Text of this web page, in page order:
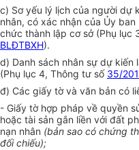
c) Sơ yếu lý lịch của người dự
nhân, có xác nhận của Ủy ban
chức thành lập cơ sở (Phụ lục
BLĐTBXH).
d) Danh sách nhân sự dự kiến
(Phụ lục 4, Thông tư số 35/
đ) Các giấy tờ và văn bản có
- Giấy tờ hợp pháp về quyền
hoặc tài sản gắn liền với đất
nạn nhân (bản sao có chứng
đối chiếu);